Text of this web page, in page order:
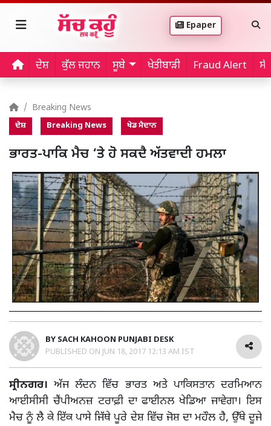
Epaper
ਦੇਸ਼ ਕੁੱਲ ਜਹਾਨ ਸੂਬੇ ਖੇਤੀਬਾੜੀ Fraud Alert
Breaking News
ਦੇਸ਼ Breaking News ਖੇਡ ਮੈਦਾਨ
ਭਾਰਤ-ਪਾਕਿ ਮੈਚ ‘ਤੇ ਹੋ ਸਕਦੈ ਅੱਤਵਾਦੀ ਹਮਲਾ
BY SACH KAHOON PUNJABI DESK
PUBLISHED ON JUN 18, 2017 12:13 AM IST
ਸ੍ਰੀਨਗਰ। ਅੱਜ ਲੰਦਨ ਵਿੱਚ ਭਾਰਤ ਅਤੇ ਪਾਕਿਸਤਾਨ ਦਰਮਿਆਨ
ਆਈਸੀਸੀ ਚੈਂਪੀਅਨਜ਼ ਟਰਾਫ਼ੀ ਦਾ ਫਾਈਨਲ ਖੇਡਿਆ ਜਾਵੇਗਾ। ਇਸ
ਮੈਚ ਨੂੰ ਲੈ ਕੇ ਇੱਕ ਪਾਸੇ ਜਿੱਥੇ ਪੂਰੇ ਦੇਸ਼ ਵਿੱਚ ਜੋਸ਼ ਦਾ ਮਹੌਲ ਹੈ, ਉੱਥੇ ਦੂਜੇ